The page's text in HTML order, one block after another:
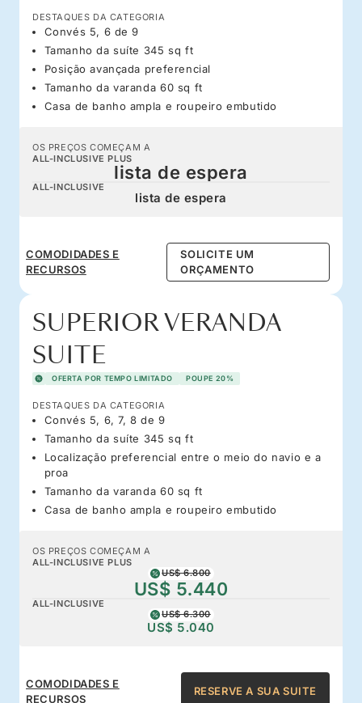
DESTAQUES DA CATEGORIA
Convés 5, 6 de 9
Tamanho da suíte 345 sq ft
Posição avançada preferencial
Tamanho da varanda 60 sq ft
Casa de banho ampla e roupeiro embutido
OS PREÇOS COMEÇAM A
ALL-INCLUSIVE PLUS
lista de espera
ALL-INCLUSIVE
lista de espera
COMODIDADES E
RECURSOS
SOLICITE UM
ORÇAMENTO
SUPERIOR VERANDA
SUITE
OFERTA POR TEMPO LIMITADO POUPE 20%
DESTAQUES DA CATEGORIA
Convés 5, 6, 7, 8 de 9
Tamanho da suíte 345 sq ft
Localização preferencial entre o meio do navio e a
proa
Tamanho da varanda 60 sq ft
Casa de banho ampla e roupeiro embutido
OS PREÇOS COMEÇAM A
ALL-INCLUSIVE PLUS
US$ 6.800
US$ 5.440
ALL-INCLUSIVE
US$ 6.300
US$ 5.040
COMODIDADES E
RECURSOS
RESERVE A SUA SUITE